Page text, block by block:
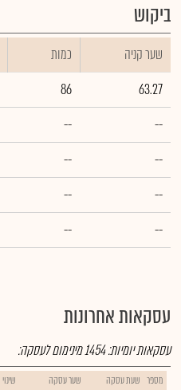
ביקוש
שער קניה כמות
63.27
86
--
--
--
--
--
--
--
--
עסקאות אחרונות
עסקאות יומיות:1454מינימום לעסקה:
מספר שעת עסקה שער עסקה שינוי